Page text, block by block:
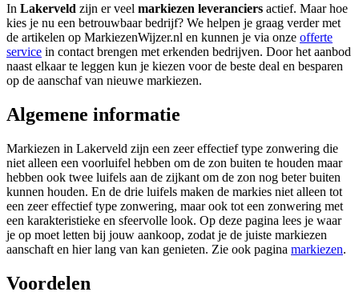
In Lakerveld zijn er veel markiezen leveranciers actief. Maar hoe
kies je nu een betrouwbaar bedrijf? We helpen je graag verder met
de artikelen op MarkiezenWijzer.nl en kunnen je via onze offerte
service in contact brengen met erkenden bedrijven. Door het aanbod
naast elkaar te leggen kun je kiezen voor de beste deal en besparen
op de aanschaf van nieuwe markiezen.
Algemene informatie
Markiezen in Lakerveld zijn een zeer effectief type zonwering die
niet alleen een voorluifel hebben om de zon buiten te houden maar
hebben ook twee luifels aan de zijkant om de zon nog beter buiten
kunnen houden. En de drie luifels maken de markies niet alleen tot
een zeer effectief type zonwering, maar ook tot een zonwering met
een karakteristieke en sfeervolle look. Op deze pagina lees je waar
je op moet letten bij jouw aankoop, zodat je de juiste markiezen
aanschaft en hier lang van kan genieten. Zie ook pagina markiezen.
Voordelen